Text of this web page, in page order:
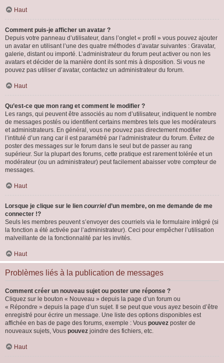
Haut
Comment puis-je afficher un avatar ?
Depuis votre panneau d’utilisateur, dans l’onglet « profil » vous pouvez ajouter
un avatar en utilisant l’une des quatre méthodes d’avatar suivantes : Gravatar,
galerie, distant ou importé. L’administrateur du forum peut activer ou non les
avatars et décider de la manière dont ils sont mis à disposition. Si vous ne
pouvez pas utiliser d’avatar, contactez un administrateur du forum.
Haut
Qu’est-ce que mon rang et comment le modifier ?
Les rangs, qui peuvent être associés au nom d’utilisateur, indiquent le nombre
de messages postés ou identifient certains membres tels que les modérateurs
et administrateurs. En général, vous ne pouvez pas directement modifier
l’intitulé d’un rang car il est paramétré par l’administrateur du forum. Évitez de
poster des messages sur le forum dans le seul but de passer au rang
supérieur. Sur la plupart des forums, cette pratique est rarement tolérée et un
modérateur (ou un administrateur) peut facilement abaisser votre compteur de
messages.
Haut
Lorsque je clique sur le lien courrield’un membre, on me demande de me
connecter !?
Seuls les membres peuvent s’envoyer des courriels via le formulaire intégré (si
la fonction a été activée par l’administrateur). Ceci pour empêcher l’utilisation
malveillante de la fonctionnalité par les invités.
Haut
Problèmes liés à la publication de messages
Comment créer un nouveau sujet ou poster une réponse ?
Cliquez sur le bouton « Nouveau » depuis la page d’un forum ou
« Répondre » depuis la page d’un sujet. Il se peut que vous ayez besoin d’être
enregistré pour écrire un message. Une liste des options disponibles est
affichée en bas de page des forums, exemple : Vous pouvez poster de
nouveaux sujets, Vous pouvez joindre des fichiers, etc.
Haut